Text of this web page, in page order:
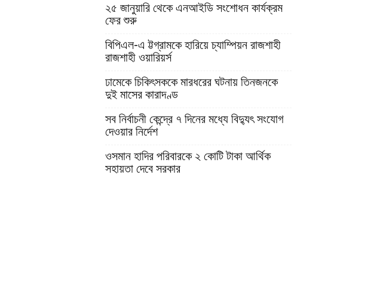
২৫ জানুয়ারি থেকে এনআইডি সংশোধন কার্যক্রম
ফের শুরু
বিপিএল-এ ট্টগ্রামকে হারিয়ে চ্যাম্পিয়ন রাজশাহী
রাজশাহী ওয়ারিয়র্স
ঢামেকে চিকিৎসককে মারধরের ঘটনায় তিনজনকে
দুই মাসের কারাদণ্ড
সব নির্বাচনী কেন্দ্রে ৭ দিনের মধ্যে বিদ্যুৎ সংযোগ
দেওয়ার নির্দেশ
ওসমান হাদির পরিবারকে ২ কোটি টাকা আর্থিক
সহায়তা দেবে সরকার